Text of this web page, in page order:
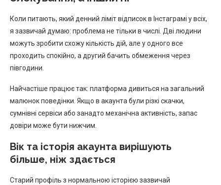
Коли питають, який денний ліміт відписок в Інстаграмі у всіх,
я зазвичай думаю: проблема не тільки в числі. Дві людини
можуть зробити схожу кількість дій, але у одного все
проходить спокійно, а другий бачить обмеження через
півгодини.
Найчастіше працює так: платформа дивиться на загальний
малюнок поведінки. Якщо в акаунта були різкі скачки,
сумнівні сервіси або занадто механічна активність, запас
довіри може бути нижчим.
Вік та історія акаунта вирішують
більше, ніж здається
Старий профіль з нормальною історією зазвичай